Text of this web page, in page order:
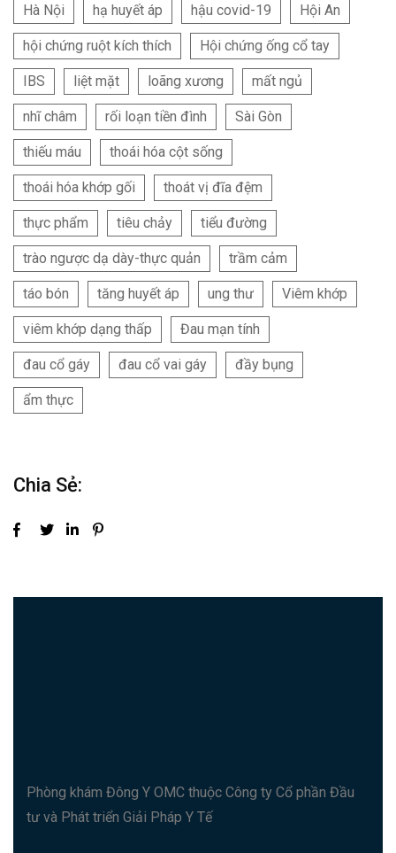
Hà Nội hạ huyết áp hậu covid-19 Hội An
hội chứng ruột kích thích Hội chứng ống cổ tay
IBS liệt mặt loãng xương mất ngủ
nhĩ châm rối loạn tiền đình Sài Gòn
thiếu máu thoái hóa cột sống
thoái hóa khớp gối thoát vị đĩa đệm
thực phẩm tiêu chảy tiểu đường
trào ngược dạ dày-thực quản trầm cảm
táo bón tăng huyết áp ung thư Viêm khớp
viêm khớp dạng thấp Đau mạn tính
đau cổ gáy đau cổ vai gáy đầy bụng
ẩm thực
Chia Sẻ:
Phòng khám Đông Y OMC thuộc Công ty Cổ phần Đầu
tư và Phát triển Giải Pháp Y Tế